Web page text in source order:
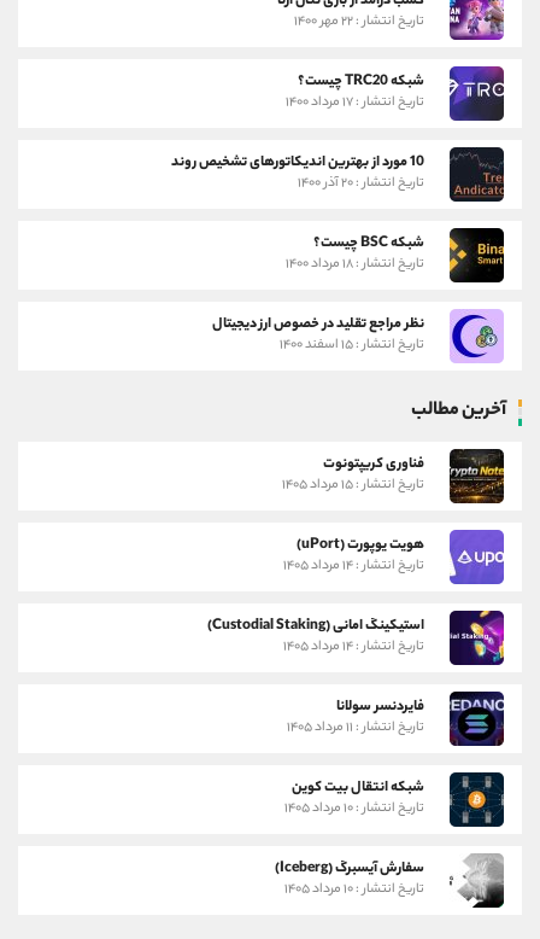
تاریخ انتشار : ۲۲ مهر ۱۴۰۰
شبکه TRC20 چیست؟
تاریخ انتشار : ۱۷ مرداد ۱۴۰۰
10 مورد از بهترین اندیکاتورهای تشخیص روند
تاریخ انتشار : ۲۰ آذر ۱۴۰۰
شبکه BSC چیست؟
تاریخ انتشار : ۱۸ مرداد ۱۴۰۰
نظر مراجع تقلید در خصوص ارز دیجیتال
تاریخ انتشار : ۱۵ اسفند ۱۴۰۰
آخرین مطالب
فناوری کریپتونوت
تاریخ انتشار : ۱۵ مرداد ۱۴۰۵
هویت یوپورت (uPort)
تاریخ انتشار : ۱۴ مرداد ۱۴۰۵
استیکینگ امانی (Custodial Staking)
تاریخ انتشار : ۱۴ مرداد ۱۴۰۵
فایردنسر سولانا
تاریخ انتشار : ۱۱ مرداد ۱۴۰۵
شبکه انتقال بیت کوین
تاریخ انتشار : ۱۰ مرداد ۱۴۰۵
سفارش آیسبرگ (Iceberg)
تاریخ انتشار : ۱۰ مرداد ۱۴۰۵